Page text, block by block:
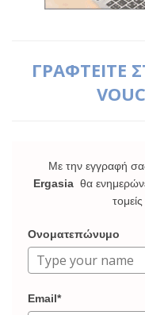
ΓΡΑΦΤΕΙΤΕ
Με την εγγραφή
Ergasia θα
Ονοματεπώνυμο
Email*